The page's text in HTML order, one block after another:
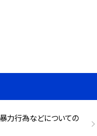
力行為などについての